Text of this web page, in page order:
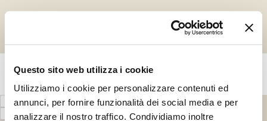
Questo sito web utilizza i cookie
Utilizziamo i cookie per personalizzare contenuti ed
annunci, per fornire funzionalità dei social media e per
analizzare il nostro traffico. Condividiamo inoltre
STURM
diritti riservati. / P. IVA 01162960312 /
Privacy Policy
Termini e Condizioni